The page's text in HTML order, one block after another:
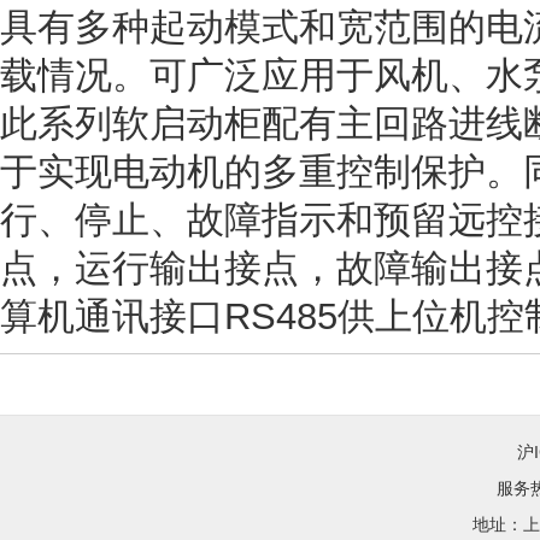
具有多种起动模式和宽范围的
载情况。可广泛应用于风机、
此系列软启动柜配有主回路进
于实现电动机的多重控制保护
行、停止、故障指示和预留远
点，运行输出接点，故障输出
算机通讯接口RS485供上位机控
沪
服务
地址：